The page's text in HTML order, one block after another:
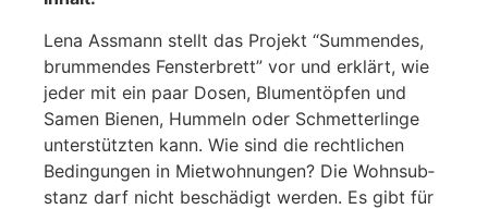
Lena Ass­mann stellt das Pro­jekt “Sum­men­des,
brum­men­des Fens­ter­brett” vor und erklärt, wie
jeder mit ein paar Dosen, Blu­men­töp­fen und
Samen Bie­nen, Hum­meln oder Schmet­ter­lin­ge
unter­stütz­ten kann. Wie sind die recht­li­chen
Bedin­gun­gen in Miet­woh­nun­gen? Die Wohn­sub­
stanz darf nicht beschä­digt wer­den. Es gibt für